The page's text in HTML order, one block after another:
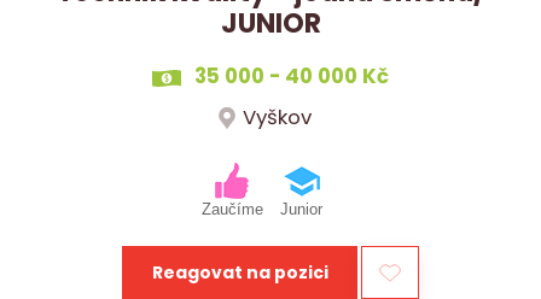
JUNIOR
35 000 - 40 000 Kč
Vyškov
Zaučíme Junior
Reagovat na pozici